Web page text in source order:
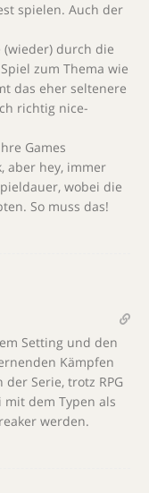
spielen. Auch der
(wieder) durch die
zum Thema wie
das eher seltenere
richtig nice-
Games
aber hey, immer
wobei die
So muss das!
Setting und den
Kämpfen
Serie, trotz RPG
mit dem Typen als
werden.